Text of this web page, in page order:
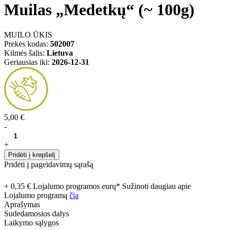
Muilas „Medetkų“ (~ 100g)
MUILO ŪKIS
Prekės kodas: 502007
Kilmės šalis: Lietuva
Geriausias iki: 2026-12-31
5,00 €
-
+
Pridėti į krepšelį
Pridėti į pageidavimų sąrašą
+ 0,35 € Lojalumo programos eurų* Sužinoti daugiau apie
Lojalumo programą čia
Aprašymas
Sudedamosios dalys
Laikymo sąlygos